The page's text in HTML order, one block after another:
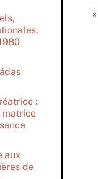
:
matrice
aux
de